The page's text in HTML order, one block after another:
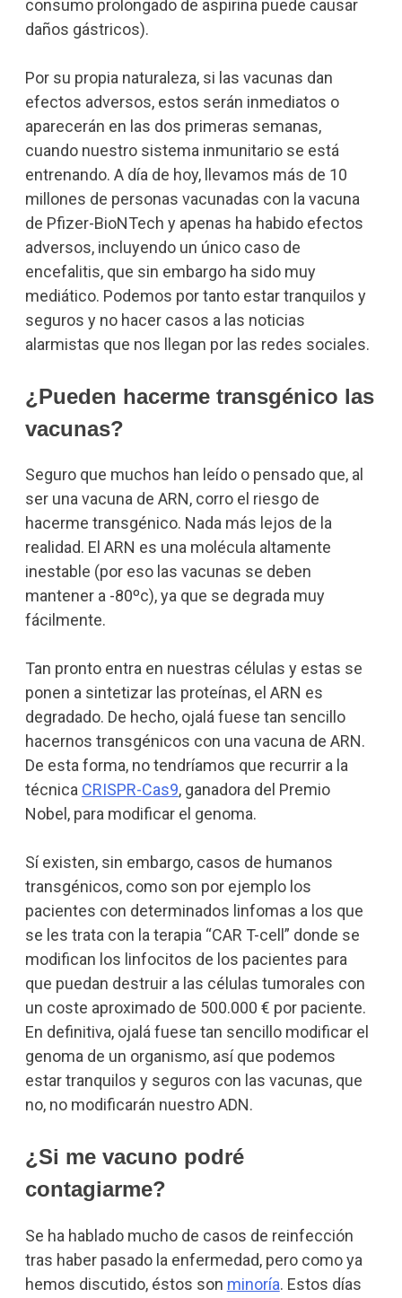
consumo prolongado de aspirina puede causar
daños gástricos).
Por su propia naturaleza, si las vacunas dan
efectos adversos, estos serán inmediatos o
aparecerán en las dos primeras semanas,
cuando nuestro sistema inmunitario se está
entrenando. A día de hoy, llevamos más de 10
millones de personas vacunadas con la vacuna
de Pfizer-BioNTech y apenas ha habido efectos
adversos, incluyendo un único caso de
encefalitis, que sin embargo ha sido muy
mediático. Podemos por tanto estar tranquilos y
seguros y no hacer casos a las noticias
alarmistas que nos llegan por las redes sociales.
¿Pueden hacerme transgénico las
vacunas?
Seguro que muchos han leído o pensado que, al
ser una vacuna de ARN, corro el riesgo de
hacerme transgénico. Nada más lejos de la
realidad. El ARN es una molécula altamente
inestable (por eso las vacunas se deben
mantener a -80ºc), ya que se degrada muy
fácilmente.
Tan pronto entra en nuestras células y estas se
ponen a sintetizar las proteínas, el ARN es
degradado. De hecho, ojalá fuese tan sencillo
hacernos transgénicos con una vacuna de ARN.
De esta forma, no tendríamos que recurrir a la
técnica CRISPR-Cas9, ganadora del Premio
Nobel, para modificar el genoma.
Sí existen, sin embargo, casos de humanos
transgénicos, como son por ejemplo los
pacientes con determinados linfomas a los que
se les trata con la terapia “CAR T-cell” donde se
modifican los linfocitos de los pacientes para
que puedan destruir a las células tumorales con
un coste aproximado de 500.000 € por paciente.
En definitiva, ojalá fuese tan sencillo modificar el
genoma de un organismo, así que podemos
estar tranquilos y seguros con las vacunas, que
no, no modificarán nuestro ADN.
¿Si me vacuno podré
contagiarme?
Se ha hablado mucho de casos de reinfección
tras haber pasado la enfermedad, pero como ya
hemos discutido, éstos son minoría. Estos días